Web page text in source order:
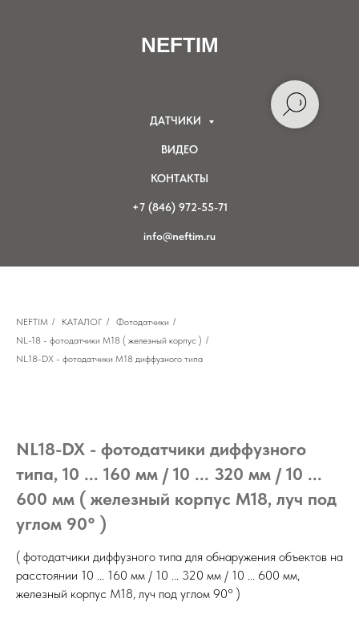
NEFTIM
ДАТЧИКИ
ВИДЕО
КОНТАКТЫ
+7 (846) 972-55-71
info@neftim.ru
NEFTIM / КАТАЛОГ / Фотодатчики /
NL-18 - фотодатчики М18 ( железный корпус ) /
NL18-DX - фотодатчики М18 диффузного типа
NL18-DX - фотодатчики диффузного
типа, 10 ... 160 мм / 10 ... 320 мм / 10 ...
600 мм ( железный корпус М18, луч под
углом 90° )
( фотодатчики диффузного типа для обнаружения объектов на
расстоянии 10 ... 160 мм / 10 ... 320 мм / 10 ... 600 мм,
железный корпус М18, луч под углом 90° )